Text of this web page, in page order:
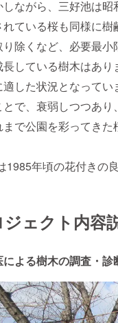
ながら、三好池は昭
れている桜も同様に
り除くなど、必要最
長している樹木はあ
適した状況となって
で、衰弱しつつあり
で公園を彩ってきた
1985年頃の花付きの
ジェクト内容
による樹木の調査・